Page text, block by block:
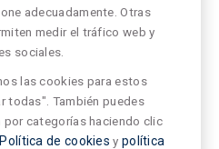
adecuadamente. Otras
medir el tráfico web y
sociales.
las cookies para estos
todas". También puedes
categorías haciendo clic
Política de cookies y política